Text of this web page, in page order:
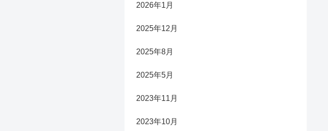
2026年1月
2025年12月
2025年8月
2025年5月
2023年11月
2023年10月